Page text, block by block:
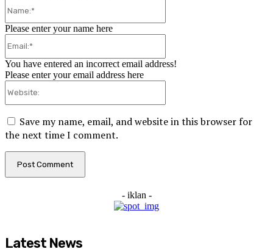
Please enter your name here
You have entered an incorrect email address!
Please enter your email address here
Save my name, email, and website in this browser for
the next time I comment.
- iklan -
Latest News